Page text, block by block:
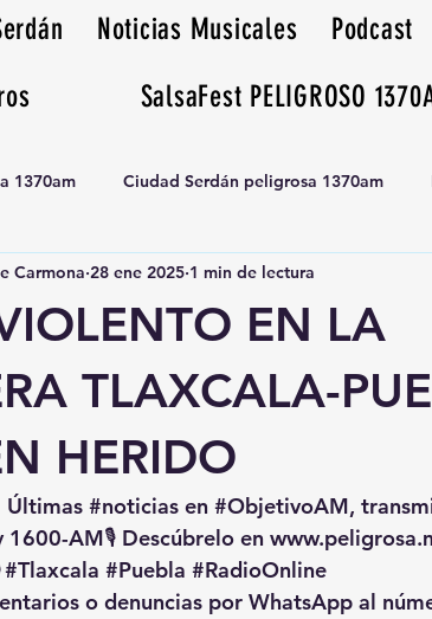
Noticias Musicales Podcast
SalsaFest PELIGROSO
1370am Ciudad Serdán peligrosa 1370am
Tianguis peligrosa 1370am huamantla
EN LA
TLAXCALA-
HERIDO
Carmona 28 ene 2025 1 min de lectura
Últimas #noticias en #ObjetivoAM,
1600-AM🎙️ Descúbrelo en
#Tlaxcala #Puebla #RadioOnline
o denuncias por WhatsApp al